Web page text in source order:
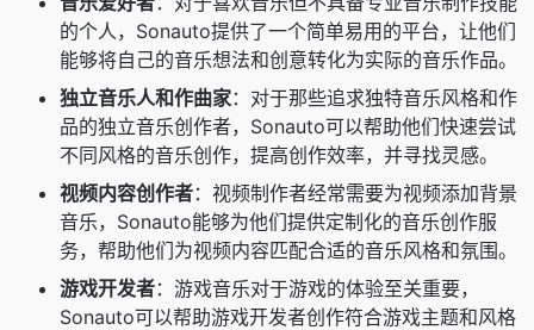
的个人，Sonauto提供了一个简单易用的平台，让他们
能够将自己的音乐想法和创意转化为实际的音乐作品。
独立音乐人和作曲家：对于那些追求独特音乐风格和作
品的独立音乐创作者，Sonauto可以帮助他们快速尝试
不同风格的音乐创作，提高创作效率，并寻找灵感。
视频内容创作者：视频制作者经常需要为视频添加背景
音乐，Sonauto能够为他们提供定制化的音乐创作服
务，帮助他们为视频内容匹配合适的音乐风格和氛围。
游戏开发者：游戏音乐对于游戏的体验至关重要，
Sonauto可以帮助游戏开发者创作符合游戏主题和风格